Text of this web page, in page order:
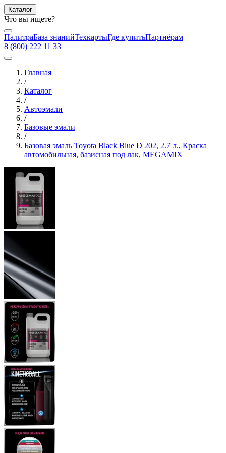
Каталог
Что вы ищете?
ПалитраБаза знанийТехкартыГде купитьПартнёрам
8 (800) 222 11 33
Главная
/
Каталог
/
Автоэмали
/
Базовые эмали
/
Базовая эмаль Toyota Black Blue D 202, 2.7 л., Краска
автомобильная, базисная под лак, MEGAMIX